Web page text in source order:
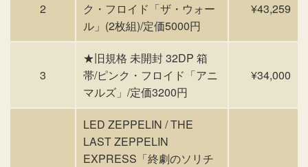
2
ク・フロイド「ザ・ウォー
ル」(2枚組)/定価5000円
¥43,259
3
★旧規格 未開封 32DP 箱
帯/ピンク・フロイド「アニ
マルズ」/定価3200円
¥34,000
LED ZEPPELIN / THE
LAST ZEPPELIN
EXPRESS「終劇のソリチ